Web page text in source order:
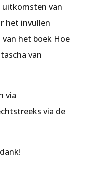
uitkomsten van
het invullen
het boek Hoe
van
via
via de